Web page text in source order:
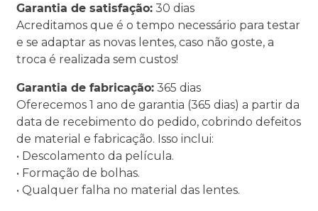
Garantia de satisfação: 30 dias
Acreditamos que é o tempo necessário para testar
e se adaptar as novas lentes, caso não goste, a
troca é realizada sem custos!
Garantia de fabricação: 365 dias
Oferecemos 1 ano de garantia (365 dias) a partir da
data de recebimento do pedido, cobrindo defeitos
de material e fabricação. Isso inclui:
• Descolamento da película.
• Formação de bolhas.
• Qualquer falha no material das lentes.